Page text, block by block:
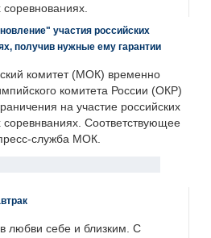
участия российских
получив нужные ему гарантии
комитет (МОК) временно
комитета России (ОКР)
на участие российских
Соответствующее
служба МОК.
любви себе и близким. С